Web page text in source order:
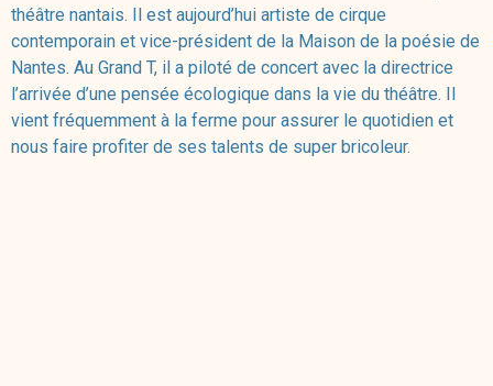
théâtre nantais. Il est aujourd’hui artiste de cirque
contemporain et vice-président de la Maison de la poésie de
Nantes. Au Grand T, il a piloté de concert avec la directrice
l’arrivée d’une pensée écologique dans la vie du théâtre. Il
vient fréquemment à la ferme pour assurer le quotidien et
nous faire profiter de ses talents de super bricoleur.